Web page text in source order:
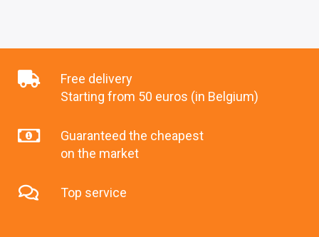
Free delivery
Starting from 50 euros (in Belgium)
Guaranteed the cheapest
on the market
Top service